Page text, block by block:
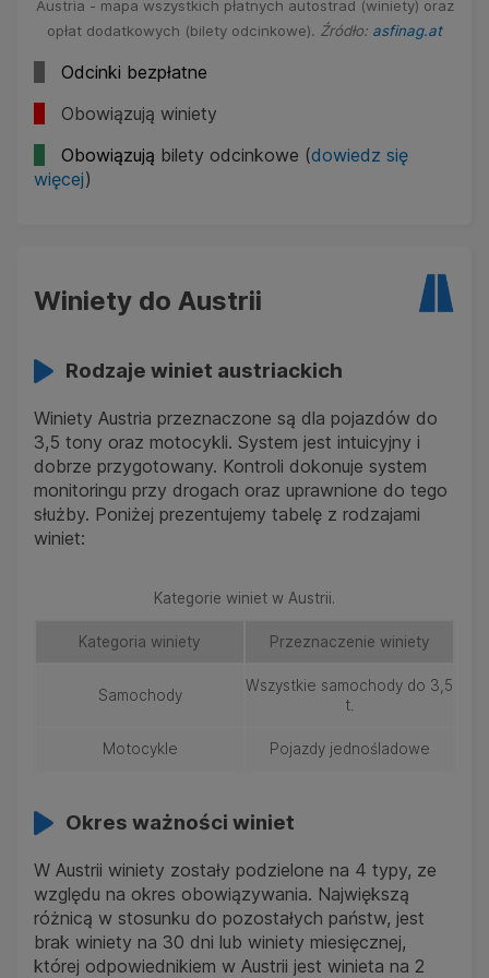
Austria - mapa wszystkich płatnych autostrad (winiety) oraz
opłat dodatkowych (bilety odcinkowe). Źródło: asfinag.at
Odcinki bezpłatne
Obowiązują winiety
Obowiązują bilety odcinkowe (dowiedz się
więcej)
Winiety do Austrii
Rodzaje winiet austriackich
Winiety Austria przeznaczone są dla pojazdów do
3,5 tony oraz motocykli. System jest intuicyjny i
dobrze przygotowany. Kontroli dokonuje system
monitoringu przy drogach oraz uprawnione do tego
służby. Poniżej prezentujemy tabelę z rodzajami
winiet:
Kategorie winiet w Austrii.
Kategoria winiety Przeznaczenie winiety
Samochody
Wszystkie samochody do 3,5
t.
Motocykle Pojazdy jednośladowe
Okres ważności winiet
W Austrii winiety zostały podzielone na 4 typy, ze
względu na okres obowiązywania. Największą
różnicą w stosunku do pozostałych państw, jest
brak winiety na 30 dni lub winiety miesięcznej,
której odpowiednikiem w Austrii jest winieta na 2